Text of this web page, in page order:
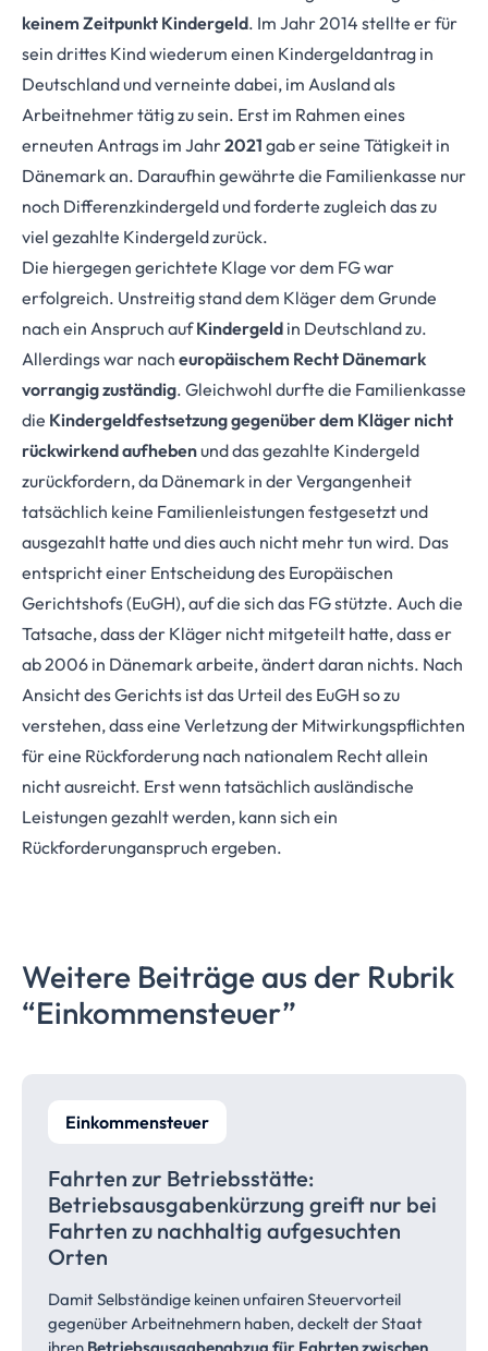
keinem Zeitpunkt Kindergeld. Im Jahr 2014 stellte er für
sein drittes Kind wieder­um einen Kindergeldantrag in
Deutschland und verneinte dabei, im Ausland als
Arbeitneh­mer tätig zu sein. Erst im Rahmen eines
erneuten Antrags im Jahr2021 gab er seine Tätigkeit in
Dänemark an. Daraufhin gewährte die Familienkasse nur
noch Differenzkindergeld und forderte zugleich das zu
viel gezahlte Kindergeld zurück.
Die hiergegen gerichtete Klage vor dem FG war
erfolgreich. Unstreitig stand dem Kläger dem Grunde
nach ein Anspruch aufKindergeld in Deutschland zu.
Allerdings war nach europäischem Recht Dänemark
vorrangig zuständig. Gleichwohl durfte die Familienkasse
die Kindergeldfestsetzung gegenüber dem Kläger nicht
rückwirkend aufhebenund das gezahlte Kindergeld
zurückfordern, da Dänemark in der Vergangenheit
tatsächlich keine Familienleistungen festgesetzt und
ausgezahlt hatte und dies auch nicht mehr tun wird. Das
entspricht einer Entscheidung des Europäischen
Gerichtshofs (EuGH), auf die sich das FG stützte. Auch die
Tatsache, dass der Kläger nicht mitgeteilt hatte, dass er
ab 2006 in Dänemark arbeite, ändert daran nichts. Nach
Ansicht des Gerichts ist das Urteil des EuGH so zu
verstehen, dass eine Verletzung der Mitwirkungspflichten
für eine Rückforderung nach nationalem Recht allein
nicht ausreicht. Erst wenn tatsächlich ausländische
Leistungen gezahlt werden, kann sich ein
Rückforderunganspruch ergeben.
Weitere Beiträge aus der Rubrik
“Einkommensteuer”
Einkommensteuer
Fahrten zur Betriebsstätte:
Betriebsausgabenkürzung greift nur bei
Fahrten zu nachhaltig aufgesuchten
Orten
Damit Selbständige keinen unfairen Steuervorteil
gegenüber Arbeitnehmern haben, deckelt der Staat